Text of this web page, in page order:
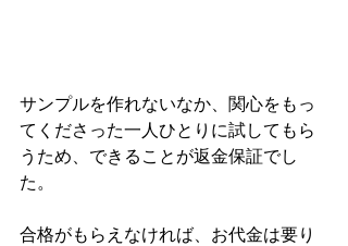
サンプルを作れないなか、関心をもっ
てくださった一人ひとりに試してもら
うため、できることが返金保証でし
た。
合格がもらえなければ、お代金は要り